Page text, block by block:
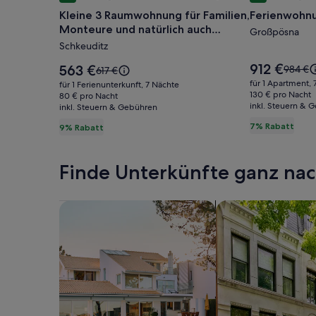
Kleine
3
Raumwohnung
für
Familien,
Monteure
und
natürlich
Einzelpersonen
Kleine 3 Raumwohnung für Familien,
Monteure und natürlich auch
Einzelpersonen
Schkeuditz
9% Rabatt
Der
Preis
beträgt
563 €.
563 €Der
alte
Preis
war
siehe
zum
617 €
für 1 Ferienunterkunft, 7 Nächte
80 € pro Nacht
inkl. Steuern & Gebühren
Großpösna
7% Rabatt
Der
Preis
beträgt
912 €.
912 €Der
alte
Preis
war
siehe
zum
984 €
für 1 Apartment,
130 € pro Nacht
inkl. Steuern &
Finde Unterkünfte ganz
Suche nach Ferienhäusern Suche nach